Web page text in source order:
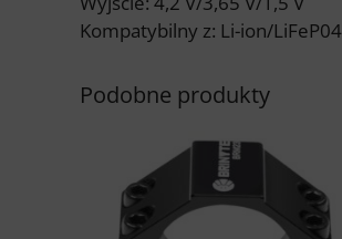
Kompatybilny z: Li-ion/
Podobne produkty